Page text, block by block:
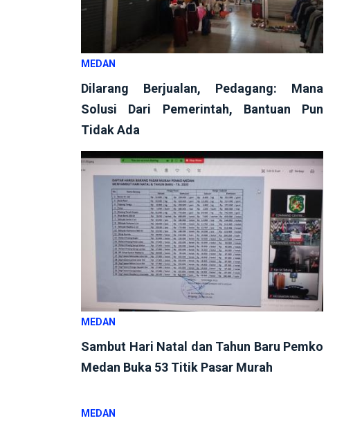
MEDAN
Dilarang Berjualan, Pedagang: Mana
Solusi Dari Pemerintah, Bantuan Pun
Tidak Ada
MEDAN
Sambut Hari Natal dan Tahun Baru Pemko
Medan Buka 53 Titik Pasar Murah
MEDAN